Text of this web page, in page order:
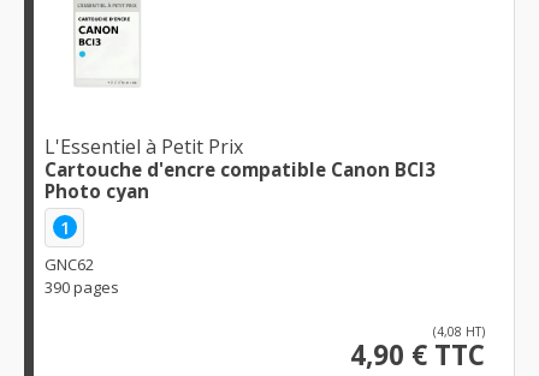
L'Essentiel à Petit Prix
Cartouche d'encre compatible Canon BCI3
Photo cyan
1
GNC62
390 pages
(4,08 HT)
4,90 € TTC